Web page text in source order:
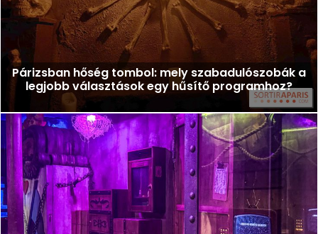
Párizsban hőség tombol: mely szabadulószobák a
legjobb választások egy hűsítő programhoz?